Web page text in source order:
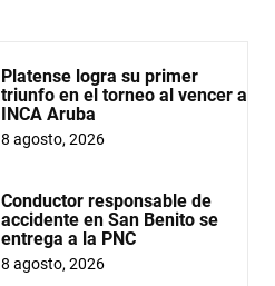
Platense logra su primer
triunfo en el torneo al vencer a
INCA Aruba
8 agosto, 2026
Conductor responsable de
accidente en San Benito se
entrega a la PNC
8 agosto, 2026